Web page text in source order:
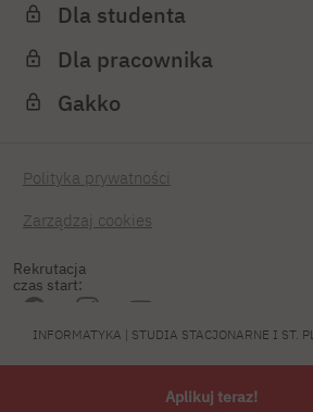
Rekrutacja
czas start:
INFORMATYKA | STUDIA STACJONARNE I ST. PL
Aplikuj teraz!
Dla studenta
Dla pracownika
Gakko
Polityka prywatności
Zarządzaj cookies